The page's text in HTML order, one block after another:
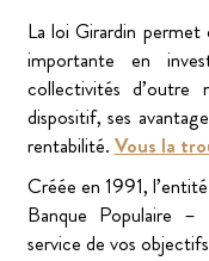
La loi Girardin
importante en
collectivités
dispositif, ses
rentabilité.Vous la
Créée en 1991,
Banque Populaire –
service de vos